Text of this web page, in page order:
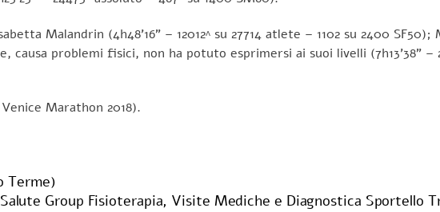
Malandrin (4h48’16” – 12012^ su 27714 atlete – 1102 su 2400 SF50);
causa problemi fisici, non ha potuto esprimersi ai suoi livelli (7h13’38” –
Marathon 2018).
Terme)
Group Fisioterapia, Visite Mediche e Diagnostica Sportello